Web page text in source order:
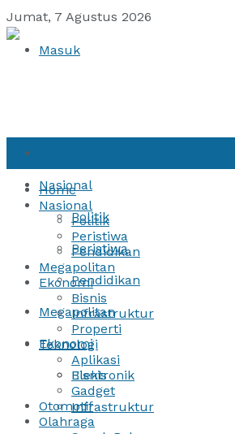
Jumat, 7 Agustus 2026
Masuk
Nasional
Politik
Peristiwa
Pendidikan
Megapolitan
Ekonomi
Bisnis
Infrastruktur
Home
Nasional
Politik
Peristiwa
Pendidikan
Megapolitan
Ekonomi
Bisnis
Infrastruktur
Properti
Teknologi
Aplikasi
Elektronik
Gadget
Otomotif
Olahraga